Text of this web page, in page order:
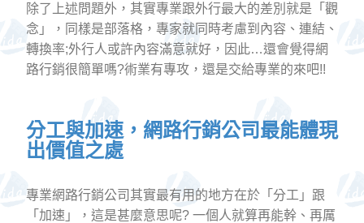
除了上述問題外，其實專業跟外行最大的差別就是「觀
念」，同樣是部落格，專家就同時考慮到內容、連結、
轉換率;外行人或許內容滿意就好，因此…還會覺得網
路行銷很簡單嗎?術業有專攻，還是交給專業的來吧!!
分工與加速，網路行銷公司最能體現
出價值之處
專業網路行銷公司其實最有用的地方在於「分工」跟
「加速」，這是甚麼意思呢? 一個人就算再能幹、再厲